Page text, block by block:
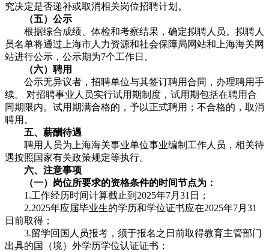
究决定是否递补或取消相关岗位招聘计划。
（五）公示
根据综合成绩、体检和考察结果，确定拟聘人员。拟聘人
员名单将通过上海市人力资源和社会保障局网站和上海海关网
站进行公示，公示期为7个工作日。
（六）聘用
公示无异议者，招聘单位与其签订聘用合同，办理聘用手
续。 对招聘事业人员实行试用期制度，试用期包括在聘用合
同期限内。试用期满合格的，予以正式聘用；不合格的，取消
聘用。
五、薪酬待遇
聘用人员为上海海关事业单位事业编制工作人员，相关待
遇按照国家有关政策规定等执行。
六、注意事项
（一）岗位所要求的资格条件的时间节点为：
1.工作经历时间计算截止到2025年7月31日；
2.2025年应届毕业生的学历和学位证书应在2025年7月31
日前取得；
3.留学回国人员报考，须于报名之日前取得教育主管部门
出具的国（境）外学历学位认证证书；